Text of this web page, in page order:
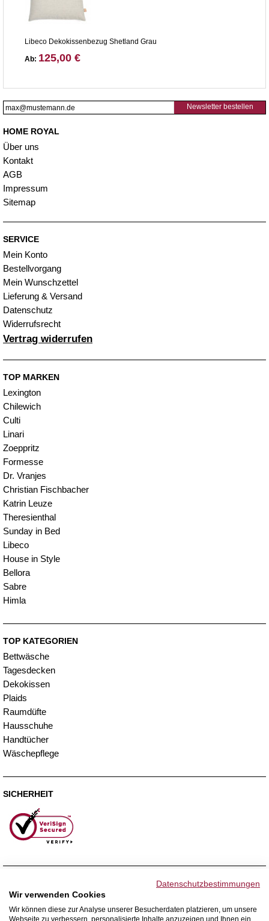
Libeco Dekokissenbezug Shetland Grau
Ab: 125,00 €
Newsletter bestellen
HOME ROYAL
Über uns
Kontakt
AGB
Impressum
Sitemap
SERVICE
Mein Konto
Bestellvorgang
Mein Wunschzettel
Lieferung & Versand
Datenschutz
Widerrufsrecht
Vertrag widerrufen
TOP MARKEN
Lexington
Chilewich
Culti
Linari
Zoeppritz
Formesse
Dr. Vranjes
Christian Fischbacher
Katrin Leuze
Theresienthal
Sunday in Bed
Libeco
House in Style
Bellora
Sabre
Himla
TOP KATEGORIEN
Bettwäsche
Tagesdecken
Dekokissen
Plaids
Raumdüfte
Hausschuhe
Handtücher
Wäschepflege
SICHERHEIT
Datenschutzbestimmungen
Wir verwenden Cookies
Wir können diese zur Analyse unserer Besucherdaten platzieren, um unsere
Webseite zu verbessern, personalisierte Inhalte anzuzeigen und Ihnen ein